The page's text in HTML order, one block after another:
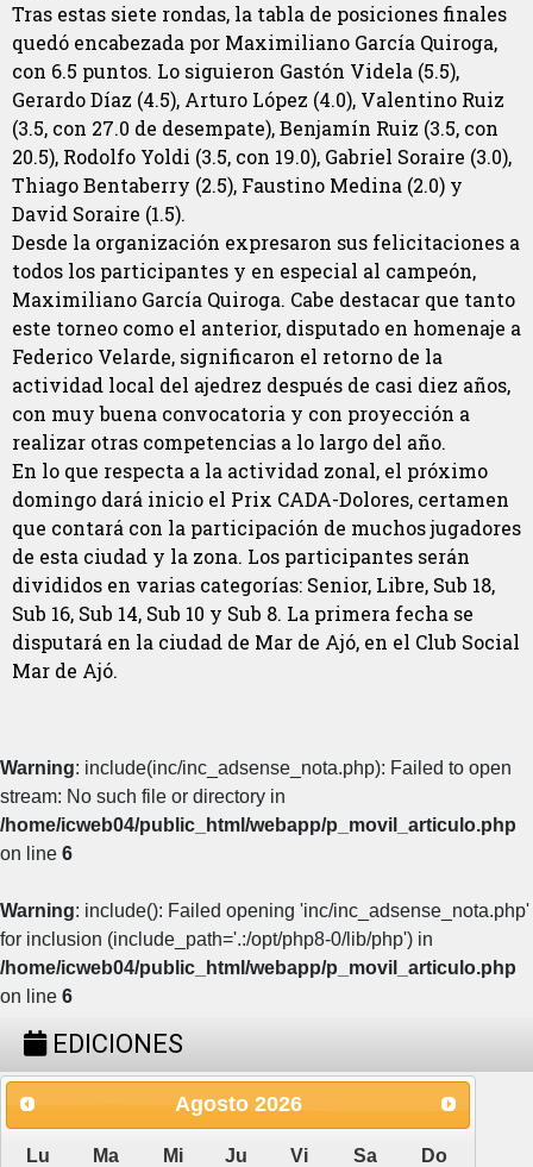
Tras estas siete rondas, la tabla de posiciones finales
quedó encabezada por Maximiliano García Quiroga,
con 6.5 puntos. Lo siguieron Gastón Videla (5.5),
Gerardo Díaz (4.5), Arturo López (4.0), Valentino Ruiz
(3.5, con 27.0 de desempate), Benjamín Ruiz (3.5, con
20.5), Rodolfo Yoldi (3.5, con 19.0), Gabriel Soraire (3.0),
Thiago Bentaberry (2.5), Faustino Medina (2.0) y
David Soraire (1.5).
Desde la organización expresaron sus felicitaciones a
todos los participantes y en especial al campeón,
Maximiliano García Quiroga. Cabe destacar que tanto
este torneo como el anterior, disputado en homenaje a
Federico Velarde, significaron el retorno de la
actividad local del ajedrez después de casi diez años,
con muy buena convocatoria y con proyección a
realizar otras competencias a lo largo del año.
En lo que respecta a la actividad zonal, el próximo
domingo dará inicio el Prix CADA-Dolores, certamen
que contará con la participación de muchos jugadores
de esta ciudad y la zona. Los participantes serán
divididos en varias categorías: Senior, Libre, Sub 18,
Sub 16, Sub 14, Sub 10 y Sub 8. La primera fecha se
disputará en la ciudad de Mar de Ajó, en el Club Social
Mar de Ajó.
Warning: include(inc/inc_adsense_nota.php): Failed to open
stream: No such file or directory in
/home/icweb04/public_html/webapp/p_movil_articulo.php
on line 6
Warning: include(): Failed opening 'inc/inc_adsense_nota.php'
for inclusion (include_path='.:/opt/php8-0/lib/php') in
/home/icweb04/public_html/webapp/p_movil_articulo.php
on line 6
EDICIONES
Agosto 2026
Lu Ma Mi Ju Vi Sa Do